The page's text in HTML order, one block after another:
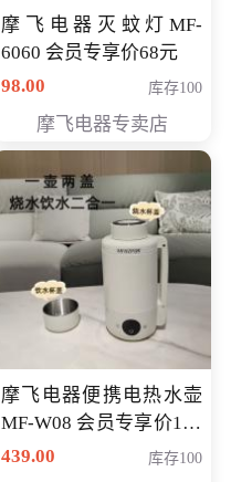
摩飞电器灭蚊灯MF-
6060 会员专享价68元
98.00
库存100
摩飞电器专卖店
摩飞电器便携电热水壶
MF-W08 会员专享价198
元
439.00 库存100